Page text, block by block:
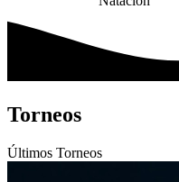
Torneos
Últimos Torneos